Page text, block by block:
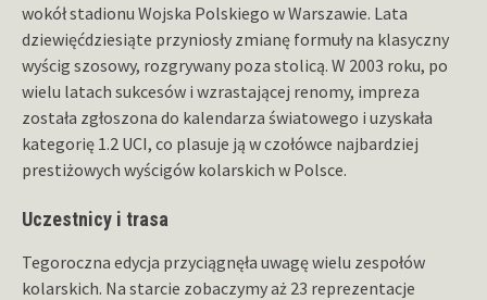
wokół stadionu Wojska Polskiego w Warszawie. Lata
dziewięćdziesiąte przyniosły zmianę formuły na klasyczny
wyścig szosowy, rozgrywany poza stolicą. W 2003 roku, po
wielu latach sukcesów i wzrastającej renomy, impreza
została zgłoszona do kalendarza światowego i uzyskała
kategorię 1.2 UCI, co plasuje ją w czołówce najbardziej
prestiżowych wyścigów kolarskich w Polsce.
Uczestnicy i trasa
Tegoroczna edycja przyciągnęła uwagę wielu zespołów
kolarskich. Na starcie zobaczymy aż 23 reprezentacje